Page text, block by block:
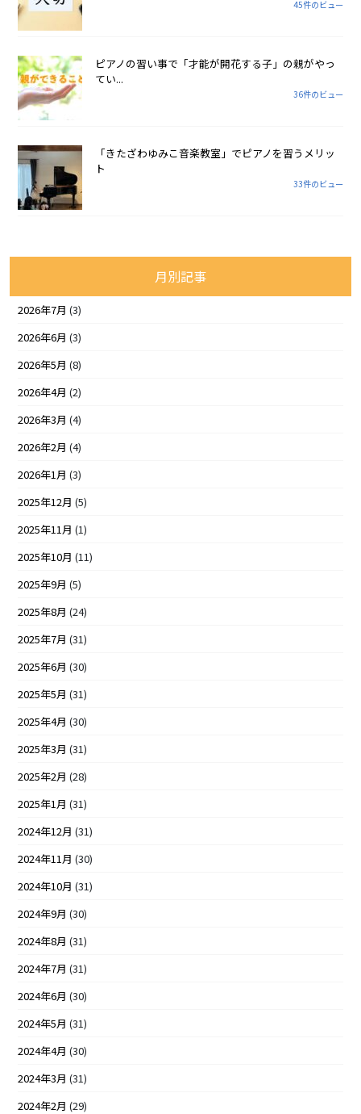
45件のビュー
ピアノの習い事で「才能が開花する子」の親がやっ
てい...
36件のビュー
「きたざわゆみこ音楽教室」でピアノを習うメリッ
ト
33件のビュー
月別記事
2026年7月 (3)
2026年6月 (3)
2026年5月 (8)
2026年4月 (2)
2026年3月 (4)
2026年2月 (4)
2026年1月 (3)
2025年12月 (5)
2025年11月 (1)
2025年10月 (11)
2025年9月 (5)
2025年8月 (24)
2025年7月 (31)
2025年6月 (30)
2025年5月 (31)
2025年4月 (30)
2025年3月 (31)
2025年2月 (28)
2025年1月 (31)
2024年12月 (31)
2024年11月 (30)
2024年10月 (31)
2024年9月 (30)
2024年8月 (31)
2024年7月 (31)
2024年6月 (30)
2024年5月 (31)
2024年4月 (30)
2024年3月 (31)
2024年2月 (29)